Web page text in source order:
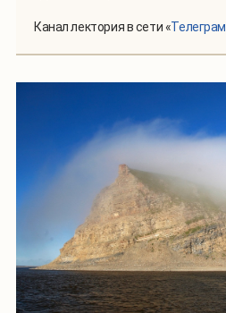
Канал лектория в сети «Телеграм